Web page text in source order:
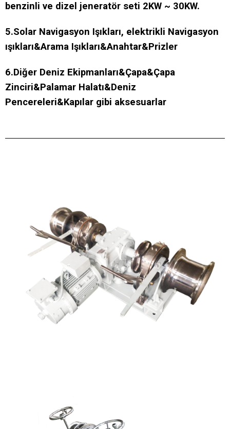
benzinli ve dizel jeneratör seti 2KW ~ 30KW.
5.Solar Navigasyon Işıkları, elektrikli Navigasyon
ışıkları&Arama Işıkları&Anahtar&Prizler
6.Diğer Deniz Ekipmanları&Çapa&Çapa
Zinciri&Palamar Halatı&Deniz
Pencereleri&Kapılar gibi aksesuarlar